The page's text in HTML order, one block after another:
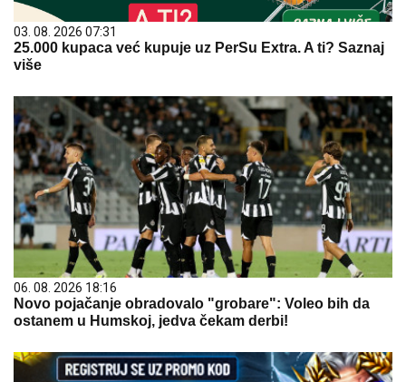
03. 08. 2026 07:31
25.000 kupaca već kupuje uz PerSu Extra. A ti? Saznaj
više
06. 08. 2026 18:16
Novo pojačanje obradovalo "grobare": Voleo bih da
ostanem u Humskoj, jedva čekam derbi!